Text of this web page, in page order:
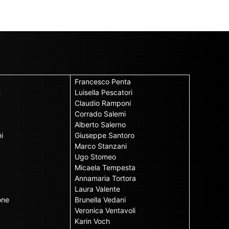
Francesco Penta
Luisella Pescatori
Claudio Ramponi
Corrado Salemi
Alberto Salerno
Giuseppe Santoro
Marco Stanzani
Ugo Stomeo
Micaela Tempesta
Annamaria Tortora
Laura Valente
Brunella Vedani
Veronica Ventavoli
Karin Voch